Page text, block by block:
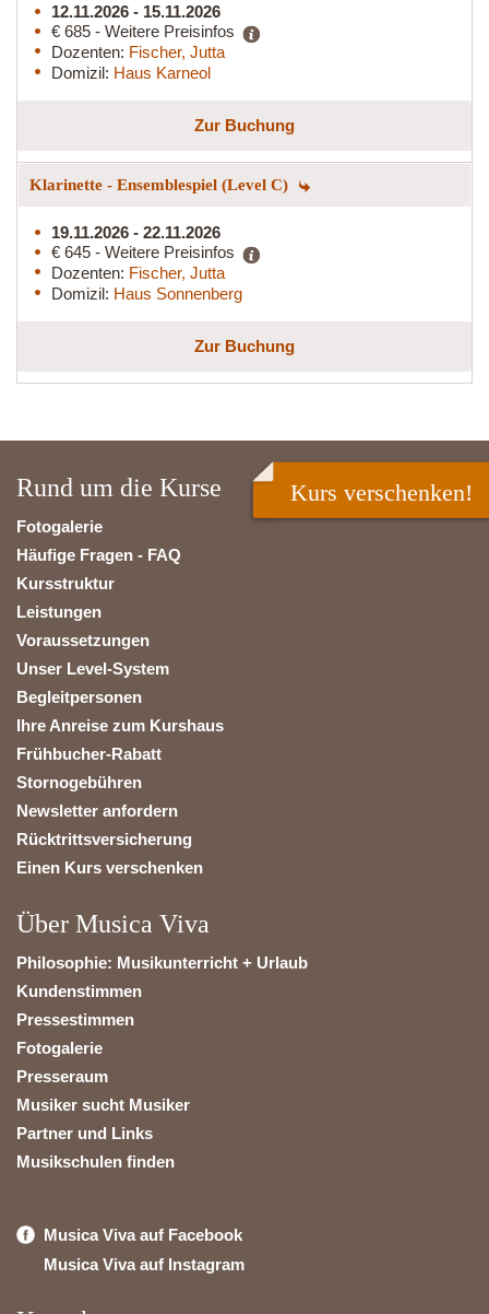
12.11.2026 - 15.11.2026
€ 685 - Weitere Preisinfos
Dozenten: Fischer, Jutta
Domizil: Haus Karneol
Zur Buchung
Klarinette - Ensemblespiel (Level C)
19.11.2026 - 22.11.2026
€ 645 - Weitere Preisinfos
Dozenten: Fischer, Jutta
Domizil: Haus Sonnenberg
Zur Buchung
Rund um die Kurse
Fotogalerie
Häufige Fragen - FAQ
Kursstruktur
Leistungen
Voraussetzungen
Unser Level-System
Begleitpersonen
Ihre Anreise zum Kurshaus
Frühbucher-Rabatt
Stornogebühren
Newsletter anfordern
Rücktrittsversicherung
Einen Kurs verschenken
Über Musica Viva
Philosophie: Musikunterricht + Urlaub
Kundenstimmen
Pressestimmen
Fotogalerie
Presseraum
Musiker sucht Musiker
Partner und Links
Musikschulen finden
Musica Viva auf Facebook
Musica Viva auf Instagram
Kurs verschenken!